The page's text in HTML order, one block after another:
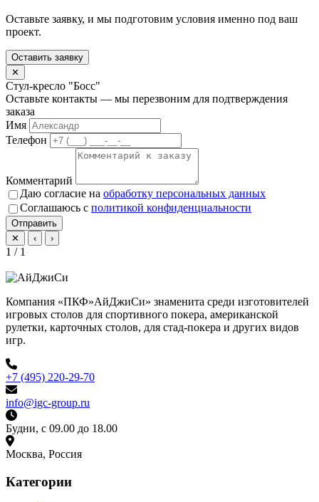
Оставьте заявку, и мы подготовим условия именно под ваш
проект.
Оставить заявку
✕
Стул-кресло "Босс"
Оставьте контакты — мы перезвоним для подтверждения
заказа
Имя
Телефон
Комментарий
Даю согласие на обработку персональных данных
Соглашаюсь с политикой конфиденциальности
Отправить
✕
‹ ›
1 / 1
Компания «ПКФ»АйДжиСи» знаменита среди изготовителей
игровых столов для спортивного покера, американской
рулетки, карточных столов, для стад-покера и других видов
игр.
+7 (495) 220-29-70
info@igc-group.ru
Будни, с 09.00 до 18.00
Москва, Россия
Категории